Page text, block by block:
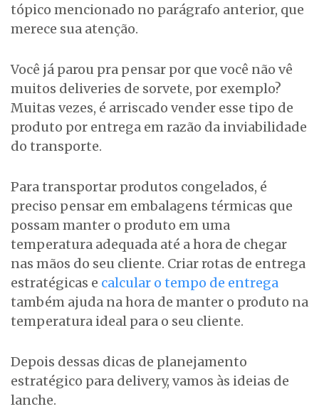
tópico mencionado no parágrafo anterior, que
merece sua atenção.
Você já parou pra pensar por que você não vê
muitos deliveries de sorvete, por exemplo?
Muitas vezes, é arriscado vender esse tipo de
produto por entrega em razão da inviabilidade
do transporte.
Para transportar produtos congelados, é
preciso pensar em embalagens térmicas que
possam manter o produto em uma
temperatura adequada até a hora de chegar
nas mãos do seu cliente. Criar rotas de entrega
estratégicas e calcular o tempo de entrega
também ajuda na hora de manter o produto na
temperatura ideal para o seu cliente.
Depois dessas dicas de planejamento
estratégico para delivery, vamos às ideias de
lanche.